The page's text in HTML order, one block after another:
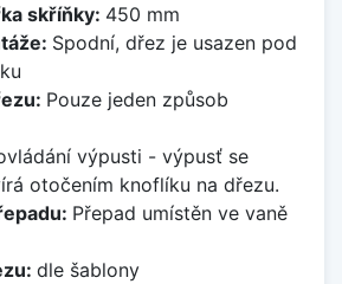
skříňky: 450 mm
Spodní, dřez je usazen pod
Pouze jeden způsob
výpusti - výpusť se
otočením knoflíku na dřezu.
Přepad umístěn ve vaně
dle šablony